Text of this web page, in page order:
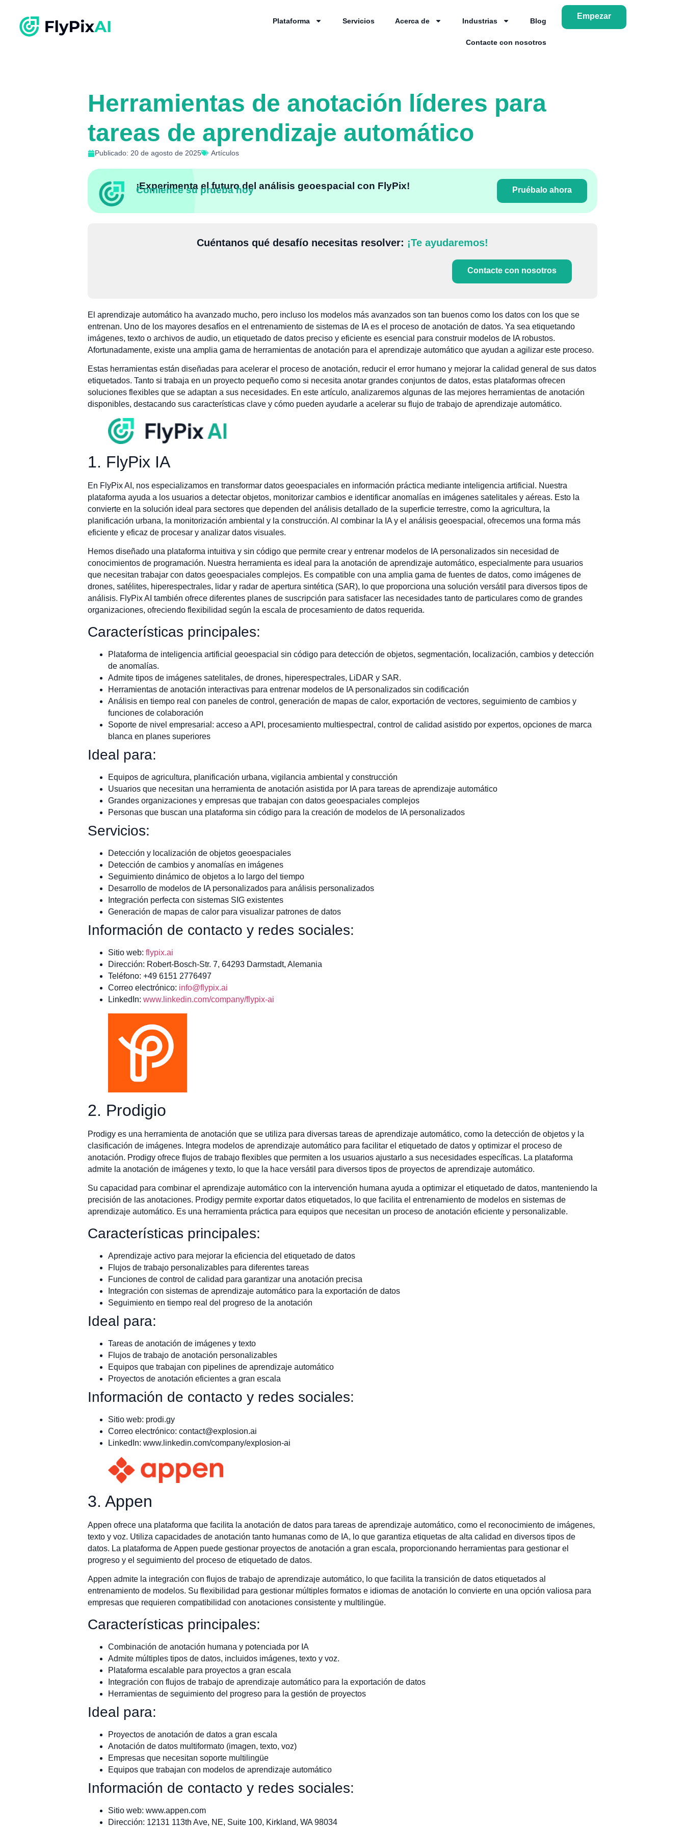
Plataforma Servicios Acerca de Industrias Blog
Contacte con nosotros
Empezar
Herramientas de anotación líderes para
tareas de aprendizaje automático
Publicado: 20 de agosto de 2025 Artículos
¡Experimenta el futuro del análisis geoespacial con FlyPix!
Comience su prueba hoy Pruébalo ahora
Cuéntanos qué desafío necesitas resolver: ¡Te ayudaremos!
Contacte con nosotros
El aprendizaje automático ha avanzado mucho, pero incluso los modelos más avanzados son tan buenos como los datos con los que se
entrenan. Uno de los mayores desafíos en el entrenamiento de sistemas de IA es el proceso de anotación de datos. Ya sea etiquetando
imágenes, texto o archivos de audio, un etiquetado de datos preciso y eficiente es esencial para construir modelos de IA robustos.
Afortunadamente, existe una amplia gama de herramientas de anotación para el aprendizaje automático que ayudan a agilizar este proceso.
Estas herramientas están diseñadas para acelerar el proceso de anotación, reducir el error humano y mejorar la calidad general de sus datos
etiquetados. Tanto si trabaja en un proyecto pequeño como si necesita anotar grandes conjuntos de datos, estas plataformas ofrecen
soluciones flexibles que se adaptan a sus necesidades. En este artículo, analizaremos algunas de las mejores herramientas de anotación
disponibles, destacando sus características clave y cómo pueden ayudarle a acelerar su flujo de trabajo de aprendizaje automático.
1. FlyPix IA
En FlyPix AI, nos especializamos en transformar datos geoespaciales en información práctica mediante inteligencia artificial. Nuestra
plataforma ayuda a los usuarios a detectar objetos, monitorizar cambios e identificar anomalías en imágenes satelitales y aéreas. Esto la
convierte en la solución ideal para sectores que dependen del análisis detallado de la superficie terrestre, como la agricultura, la
planificación urbana, la monitorización ambiental y la construcción. Al combinar la IA y el análisis geoespacial, ofrecemos una forma más
eficiente y eficaz de procesar y analizar datos visuales.
Hemos diseñado una plataforma intuitiva y sin código que permite crear y entrenar modelos de IA personalizados sin necesidad de
conocimientos de programación. Nuestra herramienta es ideal para la anotación de aprendizaje automático, especialmente para usuarios
que necesitan trabajar con datos geoespaciales complejos. Es compatible con una amplia gama de fuentes de datos, como imágenes de
drones, satélites, hiperespectrales, lidar y radar de apertura sintética (SAR), lo que proporciona una solución versátil para diversos tipos de
análisis. FlyPix AI también ofrece diferentes planes de suscripción para satisfacer las necesidades tanto de particulares como de grandes
organizaciones, ofreciendo flexibilidad según la escala de procesamiento de datos requerida.
Características principales:
Plataforma de inteligencia artificial geoespacial sin código para detección de objetos, segmentación, localización, cambios y detección
de anomalías.
Admite tipos de imágenes satelitales, de drones, hiperespectrales, LiDAR y SAR.
Herramientas de anotación interactivas para entrenar modelos de IA personalizados sin codificación
Análisis en tiempo real con paneles de control, generación de mapas de calor, exportación de vectores, seguimiento de cambios y
funciones de colaboración
Soporte de nivel empresarial: acceso a API, procesamiento multiespectral, control de calidad asistido por expertos, opciones de marca
blanca en planes superiores
Ideal para:
Equipos de agricultura, planificación urbana, vigilancia ambiental y construcción
Usuarios que necesitan una herramienta de anotación asistida por IA para tareas de aprendizaje automático
Grandes organizaciones y empresas que trabajan con datos geoespaciales complejos
Personas que buscan una plataforma sin código para la creación de modelos de IA personalizados
Servicios:
Detección y localización de objetos geoespaciales
Detección de cambios y anomalías en imágenes
Seguimiento dinámico de objetos a lo largo del tiempo
Desarrollo de modelos de IA personalizados para análisis personalizados
Integración perfecta con sistemas SIG existentes
Generación de mapas de calor para visualizar patrones de datos
Información de contacto y redes sociales:
Sitio web: flypix.ai
Dirección: Robert-Bosch-Str. 7, 64293 Darmstadt, Alemania
Teléfono: +49 6151 2776497
Correo electrónico: info@flypix.ai
LinkedIn: www.linkedin.com/company/flypix-ai
2. Prodigio
Prodigy es una herramienta de anotación que se utiliza para diversas tareas de aprendizaje automático, como la detección de objetos y la
clasificación de imágenes. Integra modelos de aprendizaje automático para facilitar el etiquetado de datos y optimizar el proceso de
anotación. Prodigy ofrece flujos de trabajo flexibles que permiten a los usuarios ajustarlo a sus necesidades específicas. La plataforma
admite la anotación de imágenes y texto, lo que la hace versátil para diversos tipos de proyectos de aprendizaje automático.
Su capacidad para combinar el aprendizaje automático con la intervención humana ayuda a optimizar el etiquetado de datos, manteniendo la
precisión de las anotaciones. Prodigy permite exportar datos etiquetados, lo que facilita el entrenamiento de modelos en sistemas de
aprendizaje automático. Es una herramienta práctica para equipos que necesitan un proceso de anotación eficiente y personalizable.
Características principales:
Aprendizaje activo para mejorar la eficiencia del etiquetado de datos
Flujos de trabajo personalizables para diferentes tareas
Funciones de control de calidad para garantizar una anotación precisa
Integración con sistemas de aprendizaje automático para la exportación de datos
Seguimiento en tiempo real del progreso de la anotación
Ideal para:
Tareas de anotación de imágenes y texto
Flujos de trabajo de anotación personalizables
Equipos que trabajan con pipelines de aprendizaje automático
Proyectos de anotación eficientes a gran escala
Información de contacto y redes sociales:
Sitio web: prodi.gy
Correo electrónico: contact@explosion.ai
LinkedIn: www.linkedin.com/company/explosion-ai
3. Appen
Appen ofrece una plataforma que facilita la anotación de datos para tareas de aprendizaje automático, como el reconocimiento de imágenes,
texto y voz. Utiliza capacidades de anotación tanto humanas como de IA, lo que garantiza etiquetas de alta calidad en diversos tipos de
datos. La plataforma de Appen puede gestionar proyectos de anotación a gran escala, proporcionando herramientas para gestionar el
progreso y el seguimiento del proceso de etiquetado de datos.
Appen admite la integración con flujos de trabajo de aprendizaje automático, lo que facilita la transición de datos etiquetados al
entrenamiento de modelos. Su flexibilidad para gestionar múltiples formatos e idiomas de anotación lo convierte en una opción valiosa para
empresas que requieren compatibilidad con anotaciones consistente y multilingüe.
Características principales:
Combinación de anotación humana y potenciada por IA
Admite múltiples tipos de datos, incluidos imágenes, texto y voz.
Plataforma escalable para proyectos a gran escala
Integración con flujos de trabajo de aprendizaje automático para la exportación de datos
Herramientas de seguimiento del progreso para la gestión de proyectos
Ideal para:
Proyectos de anotación de datos a gran escala
Anotación de datos multiformato (imagen, texto, voz)
Empresas que necesitan soporte multilingüe
Equipos que trabajan con modelos de aprendizaje automático
Información de contacto y redes sociales:
Sitio web: www.appen.com
Dirección: 12131 113th Ave, NE, Suite 100, Kirkland, WA 98034